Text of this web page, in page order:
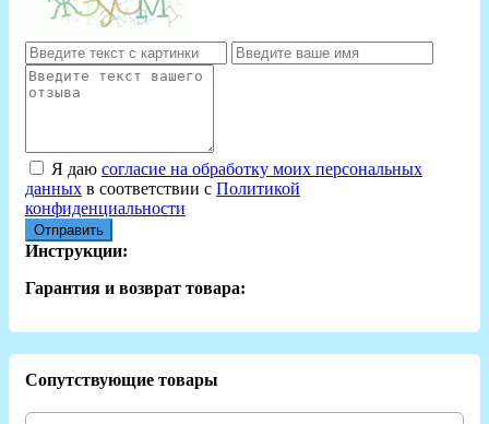
Я даю согласие на обработку моих персональных
данных в соответствии с Политикой
конфиденциальности
Отправить
Инструкции:
Гарантия и возврат товара:
Сопутствующие товары